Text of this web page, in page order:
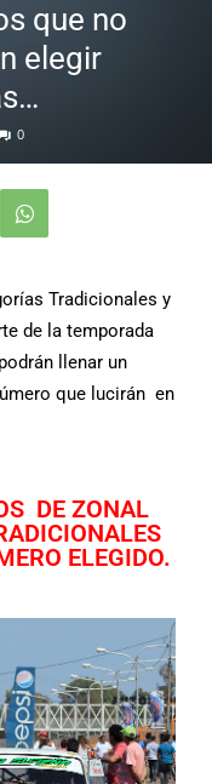
que no
elegir
0
Tradicionales y
de la temporada
llenar un
que lucirán en
DE ZONAL
ELEGIDO.